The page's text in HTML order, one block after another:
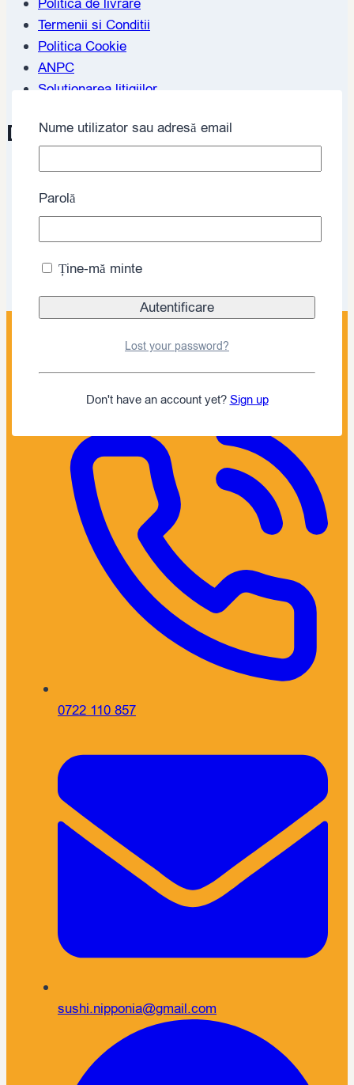
Termenii si Conditii
Politica Cookie
ANPC
Solutionarea litigiilor
Despre
Blog
Despre noi
Politică de confidențialitate
Politica de retur
CONTACT
S.C. NIPPON GOURMET S.R.L.
RO 43646120
J 13 / 283 / 2021
0722 110 857
sushi.nipponia@gmail.com
Nume utilizator sau adresă email
Parolă
Ține-mă minte
Lost your password?
Don't have an account yet? Sign up